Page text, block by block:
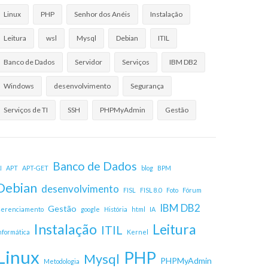
Linux PHP Senhor dos Anéis Instalação
Leitura wsl Mysql Debian ITIL
Banco de Dados Servidor Serviços IBM DB2
Windows desenvolvimento Segurança
Serviços de TI SSH PHPMyAdmin Gestão
APT APT-GET Banco de Dados blog BPM
desenvolvimento FISL FISL 8.0 Foto Fórum
Gestão google História html IA IBM DB2
Instalação ITIL Kernel Leitura
Metodologia Mysql PHP PHPMyAdmin